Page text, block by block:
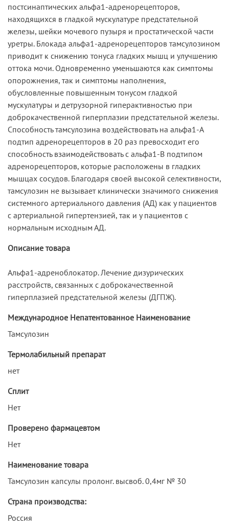
постсинаптических альфа1-адренорецепторов,
находящихся в гладкой мускулатуре предстательной
железы, шейки мочевого пузыря и простатической части
уретры. Блокада альфа1-адренорецепторов тамсулозином
приводит к снижению тонуса гладких мышц и улучшению
оттока мочи. Одновременно уменьшаются как симптомы
опорожнения, так и симптомы наполнения,
обусловленные повышенным тонусом гладкой
мускулатуры и детрузорной гиперактивностью при
доброкачественной гиперплазии предстательной железы.
Способность тамсулозина воздействовать на альфа1-A
подтип адренорецепторов в 20 раз превосходит его
способность взаимодействовать с альфа1-В подтипом
адренорецепторов, которые расположены в гладких
мышцах сосудов. Благодаря своей высокой селективности,
тамсулозин не вызывает клинически значимого снижения
системного артериального давления (АД) как у пациентов
с артериальной гипертензией, так и у пациентов с
нормальным исходным АД.
Описание товара
Альфа1-адреноблокатор. Лечение дизурических
расстройств, связанных с доброкачественной
гиперплазией предстательной железы (ДГПЖ).
Международное Непатентованное Наименование
Тамсулозин
Термолабильный препарат
нет
Сплит
Нет
Проверено фармацевтом
Нет
Наименование товара
Тамсулозин капсулы пролонг. высвоб. 0,4мг № 30
Страна производства:
Россия